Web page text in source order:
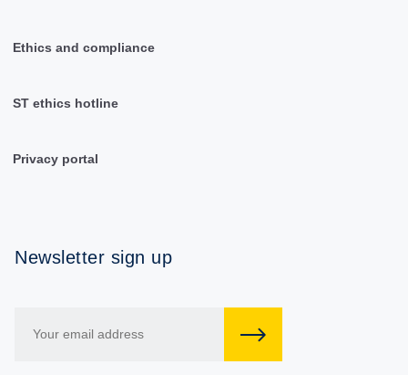
Ethics and compliance
ST ethics hotline
Privacy portal
Newsletter sign up